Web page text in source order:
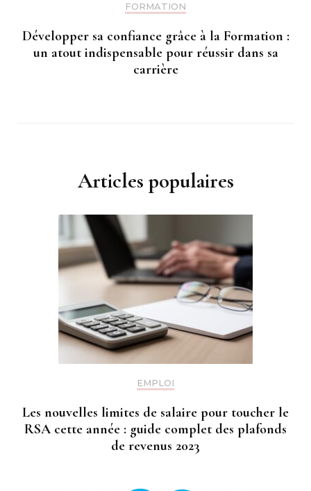
FORMATION
Développer sa confiance grâce à la Formation :
un atout indispensable pour réussir dans sa
carrière
Articles populaires
EMPLOI
Les nouvelles limites de salaire pour toucher le
RSA cette année : guide complet des plafonds
de revenus 2023